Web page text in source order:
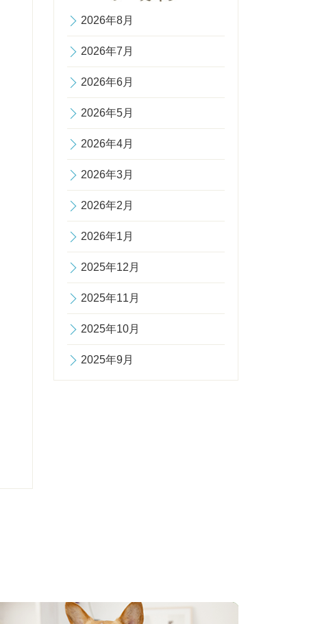
2026年8月
2026年7月
2026年6月
2026年5月
2026年4月
2026年3月
2026年2月
2026年1月
2025年12月
2025年11月
2025年10月
2025年9月